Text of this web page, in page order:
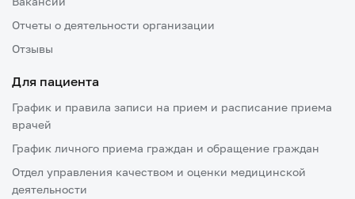
Отчеты о деятельности организации
Отзывы
Для пациента
График и правила записи на прием и расписание приема
врачей
График личного приема граждан и обращение граждан
Отдел управления качеством и оценки медицинской
деятельности